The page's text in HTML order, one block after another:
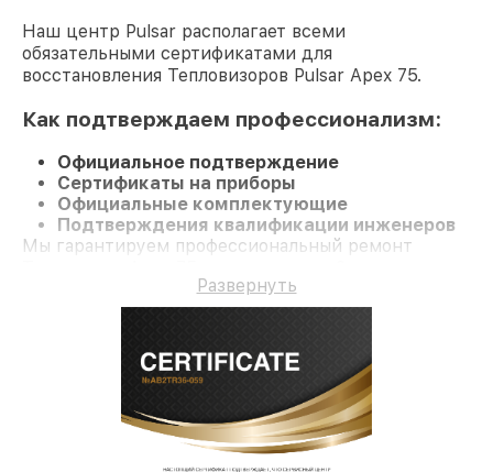
Наш центр Pulsar располагает всеми
обязательными сертификатами для
восстановления Тепловизоров Pulsar Apex 75.
Как подтверждаем профессионализм:
Официальное подтверждение
Сертификаты на приборы
Официальные комплектующие
Подтверждения квалификации инженеров
Мы гарантируем профессиональный ремонт
Развернуть